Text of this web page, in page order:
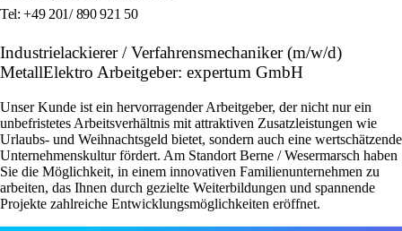
Tel: +49 201/ 890 921 50
Industrielackierer / Verfahrensmechaniker (m/w/d)
MetallElektro Arbeitgeber: expertum GmbH
Unser Kunde ist ein hervorragender Arbeitgeber, der nicht nur ein
unbefristetes Arbeitsverhältnis mit attraktiven Zusatzleistungen wie
Urlaubs- und Weihnachtsgeld bietet, sondern auch eine wertschätzende
Unternehmenskultur fördert. Am Standort Berne / Wesermarsch haben
Sie die Möglichkeit, in einem innovativen Familienunternehmen zu
arbeiten, das Ihnen durch gezielte Weiterbildungen und spannende
Projekte zahlreiche Entwicklungsmöglichkeiten eröffnet.